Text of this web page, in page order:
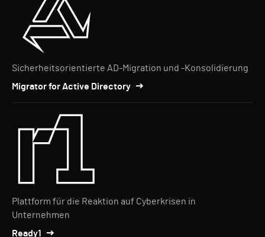
Sicherheitsorientierte AD-Migration und -Konsolidierung
Migrator for Active Directory
Plattform für die Reaktion auf Cyberkrisen in
Unternehmen
Ready1